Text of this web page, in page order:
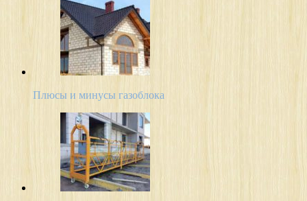
Плюсы и минусы газоблока